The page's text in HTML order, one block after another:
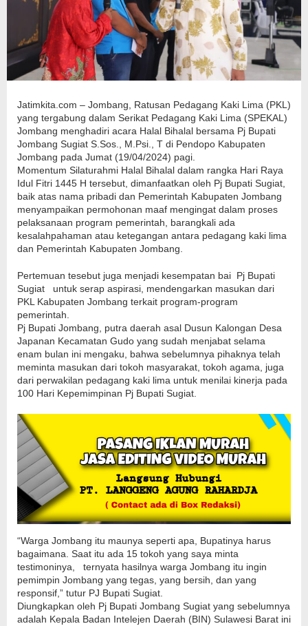
Jatimkita.com – Jombang, Ratusan Pedagang Kaki Lima (PKL)
yang tergabung dalam Serikat Pedagang Kaki Lima (SPEKAL)
Jombang menghadiri acara Halal Bihalal bersama Pj Bupati
Jombang Sugiat S.Sos., M.Psi., T di Pendopo Kabupaten
Jombang pada Jumat (19/04/2024) pagi.
Momentum Silaturahmi Halal Bihalal dalam rangka Hari Raya
Idul Fitri 1445 H tersebut, dimanfaatkan oleh Pj Bupati Sugiat,
baik atas nama pribadi dan Pemerintah Kabupaten Jombang
menyampaikan permohonan maaf mengingat dalam proses
pelaksanaan program pemerintah, barangkali ada
kesalahpahaman atau ketegangan antara pedagang kaki lima
dan Pemerintah Kabupaten Jombang.
Pertemuan tesebut juga menjadi kesempatan bai Pj Bupati
Sugiat untuk serap aspirasi, mendengarkan masukan dari
PKL Kabupaten Jombang terkait program-program
pemerintah.
Pj Bupati Jombang, putra daerah asal Dusun Kalongan Desa
Japanan Kecamatan Gudo yang sudah menjabat selama
enam bulan ini mengaku, bahwa sebelumnya pihaknya telah
meminta masukan dari tokoh masyarakat, tokoh agama, juga
dari perwakilan pedagang kaki lima untuk menilai kinerja pada
100 Hari Kepemimpinan Pj Bupati Sugiat.
“Warga Jombang itu maunya seperti apa, Bupatinya harus
bagaimana. Saat itu ada 15 tokoh yang saya minta
testimoninya, ternyata hasilnya warga Jombang itu ingin
pemimpin Jombang yang tegas, yang bersih, dan yang
responsif,” tutur PJ Bupati Sugiat.
Diungkapkan oleh Pj Bupati Jombang Sugiat yang sebelumnya
adalah Kepala Badan Intelejen Daerah (BIN) Sulawesi Barat ini